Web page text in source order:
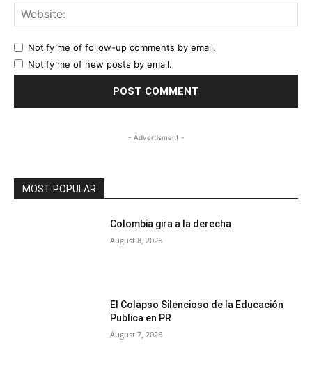
Notify me of follow-up comments by email.
Notify me of new posts by email.
- Advertisment -
MOST POPULAR
Colombia gira a la derecha
August 8, 2026
El Colapso Silencioso de la Educación
Publica en PR
August 7, 2026